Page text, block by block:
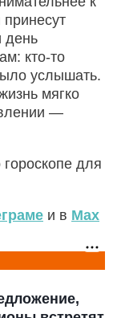
день
кто‑то
услышать.
мягко
—
гороскопе для
и в Max